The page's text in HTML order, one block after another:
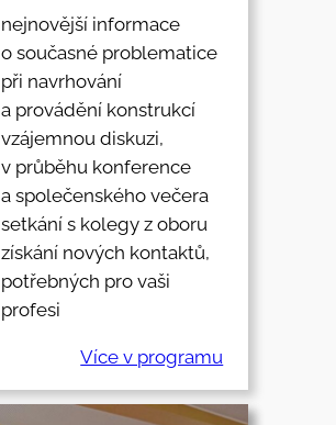
nejnovější informace
o současné problematice
při navrhování
a provádění konstrukcí
vzájemnou diskuzi,
v průběhu konference
a společenského večera
setkání s kolegy z oboru
získání nových kontaktů,
potřebných pro vaši
profesi
Více v programu